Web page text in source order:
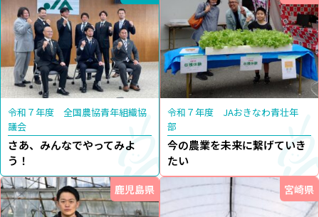
令和７年度 全国農協青年組織協
議会
さあ、みんなでやってみよ
う！
令和７年度 JAおきなわ青壮年
部
今の農業を未来に繋げていき
たい
鹿児島県 宮崎県